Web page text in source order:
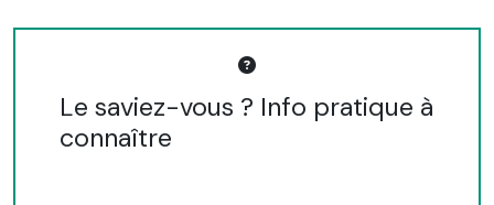
Le saviez-vous ? Info pratique à
connaître